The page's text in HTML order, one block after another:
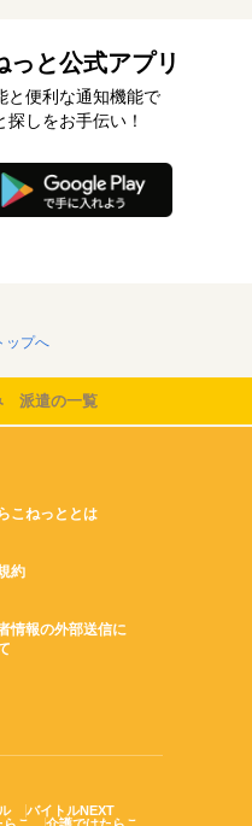
っと公式アプリ
と便利な通知機能で
探しをお手伝い！
ップへ
派遣の一覧
こねっととは
約
情報の外部送信に
バイトルNEXT